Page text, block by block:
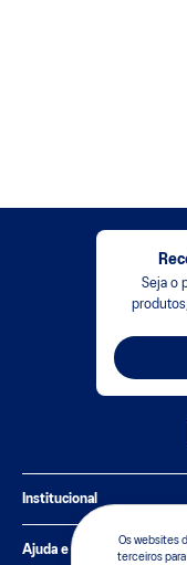
Os websites
terceiros
Seja o
Institucional
Política de Privacidade
Ajuda e suporte